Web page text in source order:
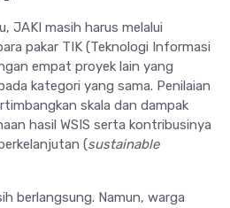
JAKI masih harus melalui
pakar TIK (Teknologi Informasi
empat proyek lain yang
kategori yang sama. Penilaian
skala dan dampak
hasil WSIS serta kontribusinya
(sustainable
berlangsung. Namun, warga